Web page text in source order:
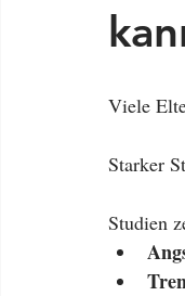
Viele
Starker
Studien